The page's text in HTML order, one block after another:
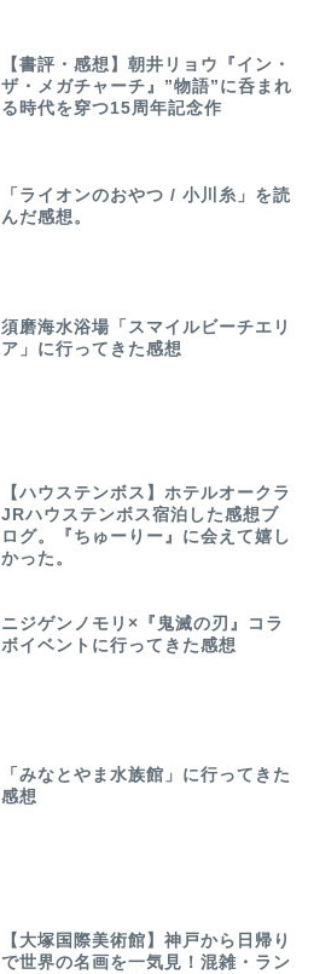
【書評・感想】朝井リョウ『イン・
ザ・メガチャーチ』”物語”に呑まれ
る時代を穿つ15周年記念作
「ライオンのおやつ / 小川糸」を読
んだ感想。
須磨海水浴場「スマイルビーチエリ
ア」に行ってきた感想
【ハウステンボス】ホテルオークラ
JRハウステンボス宿泊した感想ブ
ログ。『ちゅーりー』に会えて嬉し
かった。
ニジゲンノモリ×『鬼滅の刃』コラ
ボイベントに行ってきた感想
「みなとやま水族館」に行ってきた
感想
【大塚国際美術館】神戸から日帰り
で世界の名画を一気見！混雑・ラン